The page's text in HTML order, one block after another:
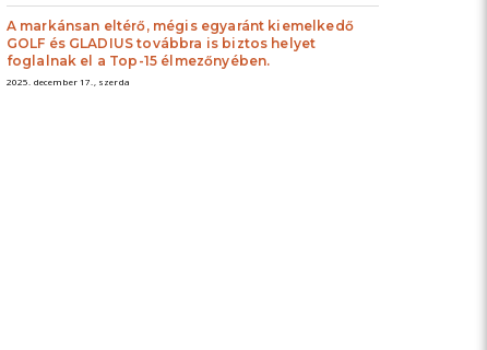
A markánsan eltérő, mégis egyaránt kiemelkedő
GOLF és GLADIUS továbbra is biztos helyet
foglalnak el a Top-15 élmezőnyében.
2025. december 17., szerda